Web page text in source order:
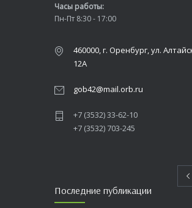
Часы работы:
Пн-Пт 8:30 - 17:00
460000, г. Оренбург, ул.
12А
gob42@mail.orb.ru
+7 (3532) 33-62-10
+7 (3532) 703-245
Последние публикации